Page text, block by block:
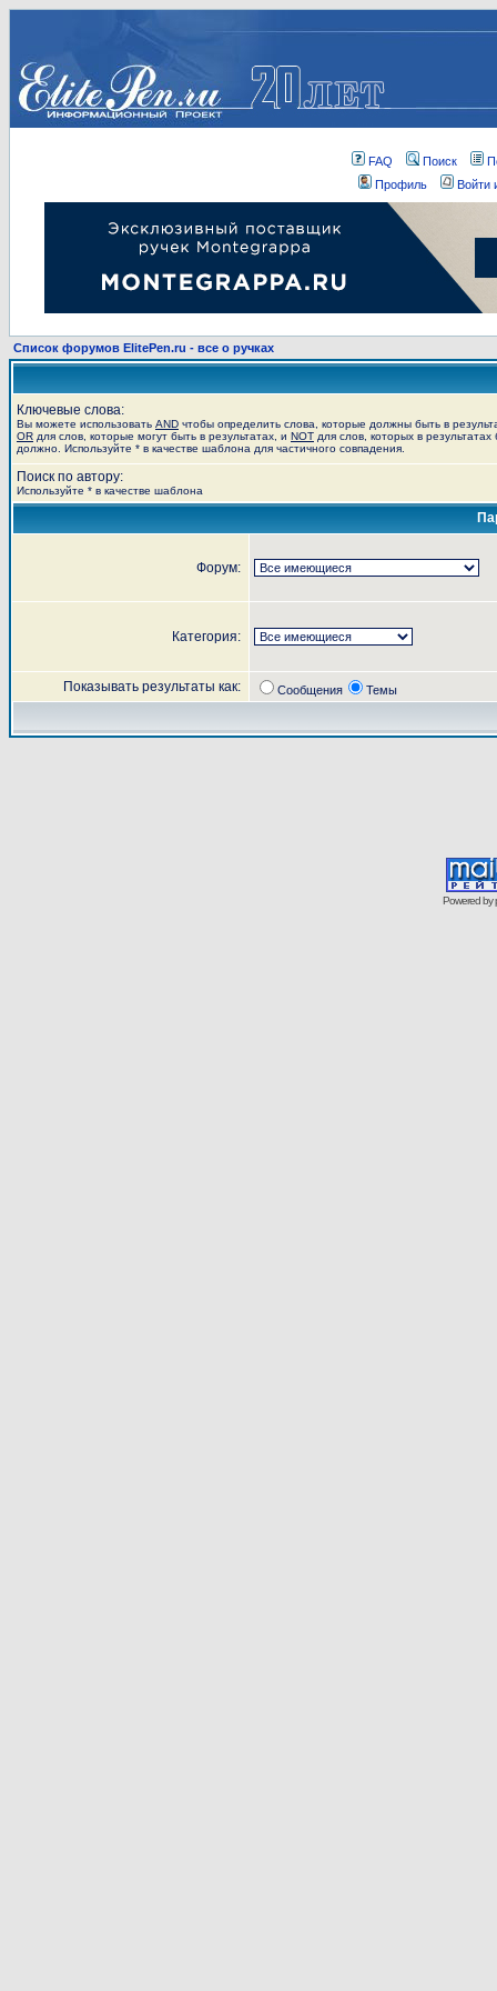
FAQ Поиск
Профиль
Войти
Список форумов ElitePen.ru - все о ручках
Ключевые слова:
Вы можете использовать AND чтобы определить слова, которые должны быть в
OR для слов, которые могут быть в результатах, и NOT для слов, которых в результатах
должно. Используйте * в качестве шаблона для частичного совпадения.
Поиск по автору:
Используйте * в качестве шаблона
Форум:
Категория:
Показывать результаты как: Сообщения Темы
Powered by